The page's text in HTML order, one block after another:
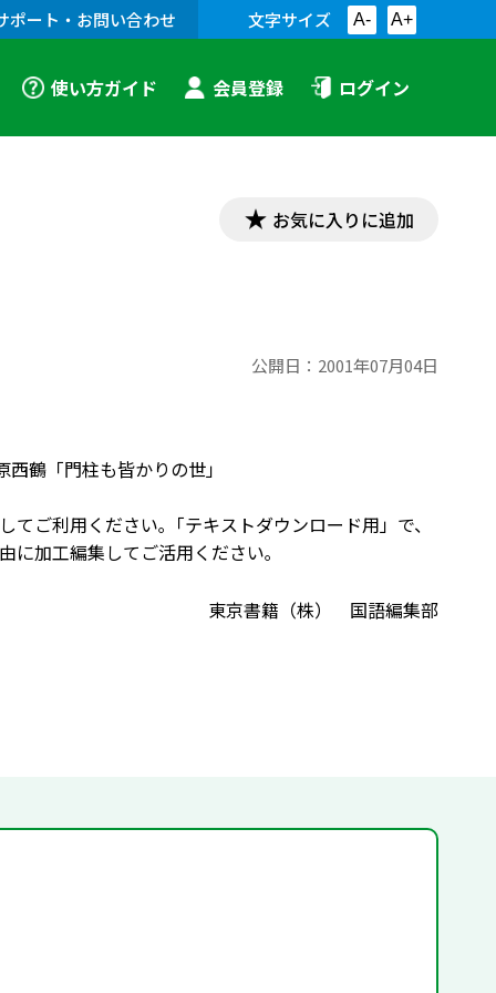
ポート・お問い合わせ 文字サイズ A- A+
使い方ガイド 会員登録 ログイン
お気に入りに追加
公開日： 2001年07月04日
「門柱も皆かりの世」
ご利用ください｡「テキストダウンロード用」で、
に加工編集してご活用ください｡
東京書籍（株） 国語編集部